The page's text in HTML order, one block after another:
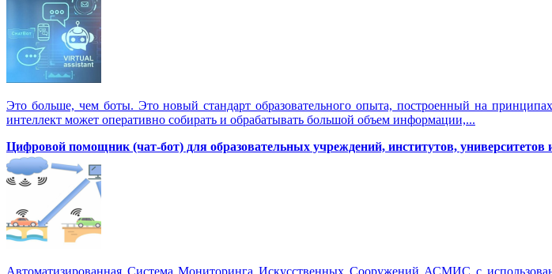
Это больше, чем боты. Это новый стандарт образовательного опыта, построенный на
интеллект может оперативно собирать и обрабатывать большой объем информации,...
Цифровой помощник (чат-бот) для образовательных учреждений, институтов, университетов
Автоматизированная Система Мониторинга Искусственных Сооружений АСМИС с